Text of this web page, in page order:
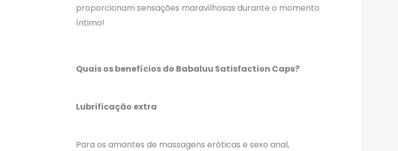
proporcionam sensações maravilhosas durante o momento
íntimo!
Quais os benefícios do Babaluu Satisfaction Caps?
Lubrificação extra
Para os amantes de massagens eróticas e sexo anal,